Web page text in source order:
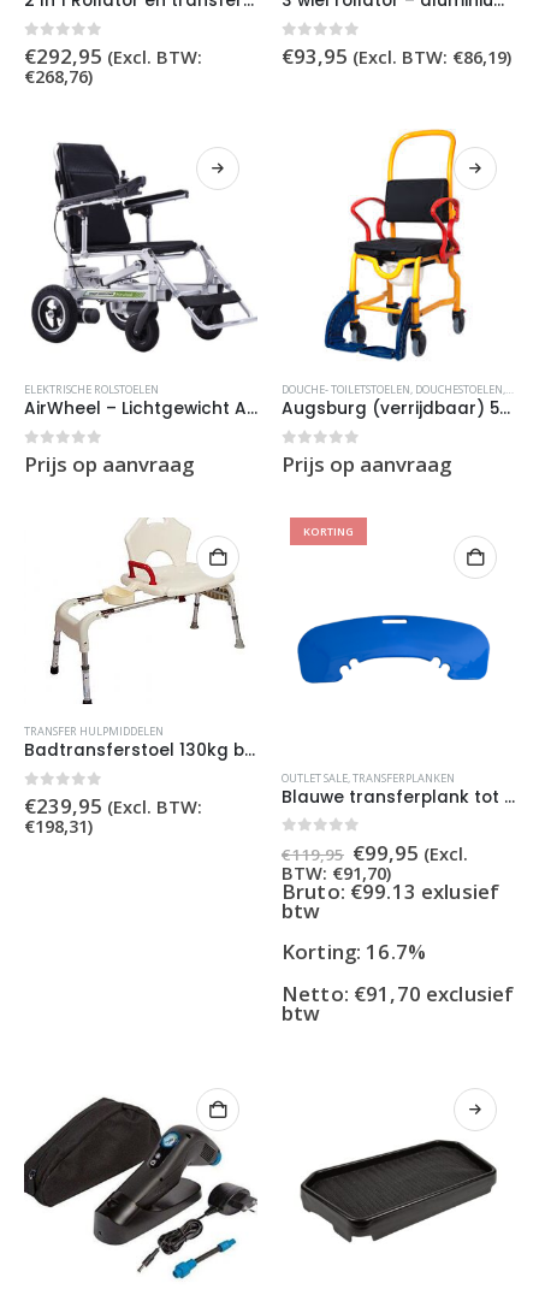
0out of 5
€292,95 (Excl. BTW:
€268,76)
0out of 5
€93,95 (Excl. BTW: €86,19)
ELEKTRISCHE ROLSTOELEN
AirWheel – Lichtgewicht Automatisch opvouwbare elektrische rolstoel – Draagbaar en op afstand bestuurbaar
0out of 5
Prijs op aanvraag
DOUCHE- TOILETSTOELEN, DOUCHESTOELEN,
Augsburg (verrijdbaar) 5-inch
0out of 5
Prijs op aanvraag
TRANSFER HULPMIDDELEN
Badtransferstoel 130kg belastbaar
0out of 5
€239,95 (Excl. BTW:
€198,31)
KORTING
OUTLET SALE,TRANSFERPLANKEN
Blauwe transferplank tot 150 kg
out of 5
€119,95 Oorspronkelijke
prijs
was:
€99,95Huidige
prijs
is:
(Excl.
BTW: €91,70)
Bruto: €99.13 exlusief
btw
Korting: 16.7%
Netto: €91,70 exclusief
btw